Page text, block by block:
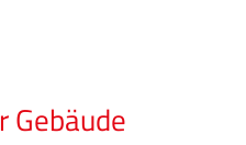
Gebäude